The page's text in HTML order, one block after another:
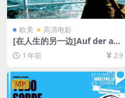
欧美 高清电影
[在人生的另一边]Auf der an
deren Seite (2007)[百度网盘
+夸克网盘1080P超清未删减
资源][网盘在线播放/下载][MP
4/8.2GB][中文字幕]
1 年前 2.9
VIP